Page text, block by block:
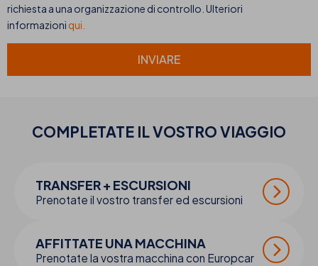
richiesta a una organizzazione di controllo. Ulteriori
informazioni qui.
INVIARE
COMPLETATE IL VOSTROVIAGGIO
TRANSFER + ESCURSIONI
Prenotate il vostro transfer ed escursioni
AFFITTATE UNA MACCHINA
Prenotate la vostra macchina con Europcar